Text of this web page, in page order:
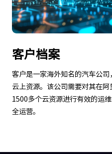
客户档案
客户是一家海外知名的汽车公
云上资源。该公司需要对其在
1500多个云资源进行有效的运
全运营。